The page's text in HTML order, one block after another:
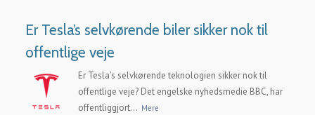
Er Tesla’s selvkørende biler sikker nok til
offentlige veje
Er Tesla’s selvkørende teknologien sikker nok til
offentlige veje? Det engelske nyhedsmedie BBC, har
offentliggjort... Mere